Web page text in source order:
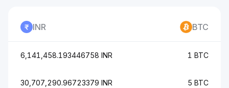
INR BTC
6,141,458.193446758 INR 1 BTC
30,707,290.96723379 INR 5 BTC